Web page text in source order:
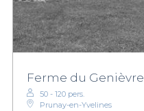
Ferme du Genièvre
50 - 120 pers.
Prunay-en-Yvelines